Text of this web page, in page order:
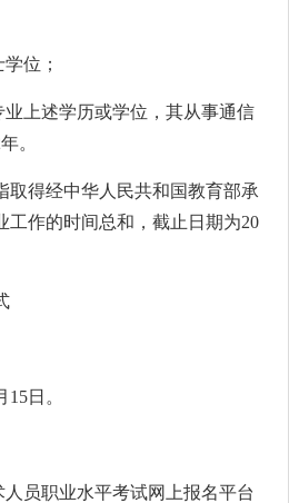
位；
上述学历或学位，其从事通信
。
取得经中华人民共和国教育部承
工作的时间总和，截止日期为20
日。
员职业水平考试网上报名平台